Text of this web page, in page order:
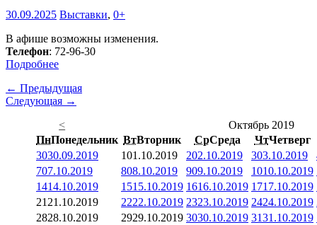
30.09.2025 Выставки, 0+
В афише возможны изменения.
Телефон: 72-96-30
Подробнее
← Предыдущая
Следующая →
<
Октябрь 2019
ПнПонедельник ВтВторник СрСреда ЧтЧетверг
3030.09.2019 101.10.2019 202.10.2019 303.10.2019
707.10.2019 808.10.2019 909.10.2019 1010.10.2019
1414.10.2019 1515.10.2019 1616.10.2019 1717.10.2019
21 21.10.2019 2222.10.2019 2323.10.2019 2424.10.2019
2828.10.2019 2929.10.2019 3030.10.2019 3131.10.2019